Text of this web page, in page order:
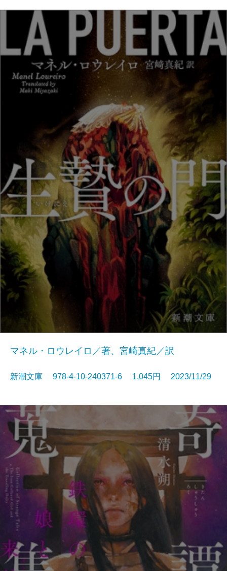
マネル・ロウレイロ／著、宮崎真紀／訳
新潮文庫 978-4-10-240371-6 1,045円 2023/11/29